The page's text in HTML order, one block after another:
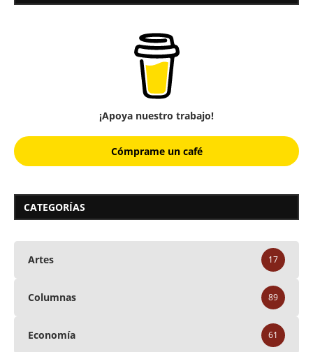
¡Apoya nuestro trabajo!
Cómprame un café
CATEGORÍAS
Artes 17
Columnas 89
Economía 61